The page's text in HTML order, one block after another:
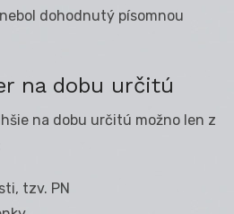
dohodnutý písomnou
na dobu určitú
na dobu určitú možno len z
tzv. PN